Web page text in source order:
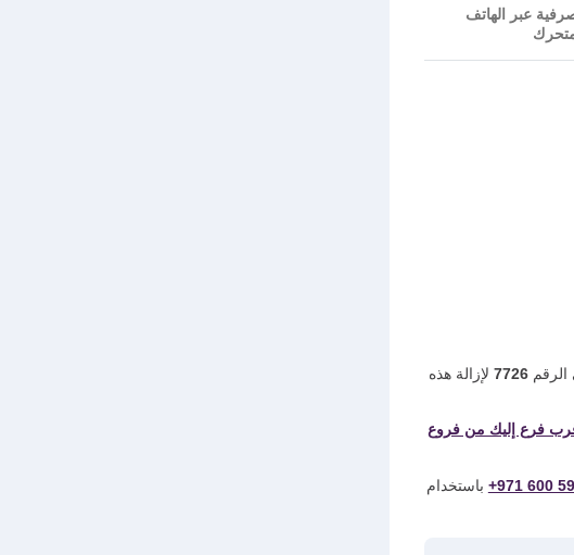
عبر الهاتف
الرقم7726 لإزالة هذه
أقرب فرع إليك من فروع
+971 600 باستخدام